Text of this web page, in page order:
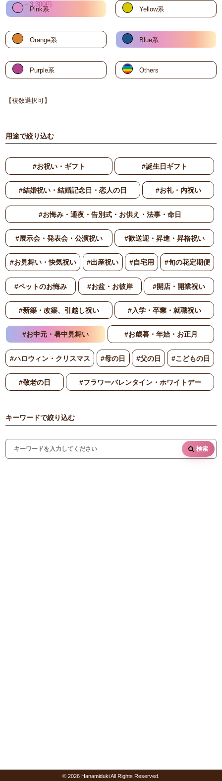
～3,300円
Pink系 Yellow系
Orange系 Blue系
Purple系 Others
【複数選択可】
用途で絞り込む
#お祝い・ギフト #誕生日ギフト
#結婚祝い・結婚記念日・恋人の日 #お礼・内祝い
#お悔み・通夜・告別式・お供え・法事・命日
#展示会・発表会・公演祝い #歓送迎・昇進・昇格祝い
#お見舞い・快気祝い #出産祝い #自宅用 #旬の花定期便
#ペットのお悔み #お盆・お彼岸 #開店・開業祝い
#新築・改築、引越し祝い #入学・卒業・就職祝い
#お中元・暑中見舞い #お歳暮・年始・お正月
#ハロウィン・クリスマス #母の日 #父の日 #こどもの日
#敬老の日 #フラワーバレンタイン・ホワイトデー
キーワードで絞り込む
検索
© 2026 Hanamiduki All Rights Reserved.